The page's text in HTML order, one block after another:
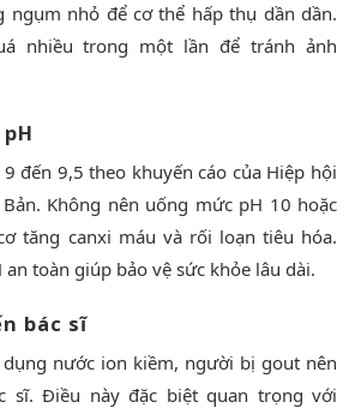
ngụm nhỏ để cơ thể hấp thụ dần dần.
nhiều trong một lần để tránh ảnh
đến 9,5 theo khuyến cáo của Hiệp hội
Không nên uống mức pH 10 hoặc
tăng canxi máu và rối loạn tiêu hóa.
toàn giúp bảo vệ sức khỏe lâu dài.
bác sĩ
nước ion kiềm, người bị gout nên
sĩ. Điều này đặc biệt quan trọng với